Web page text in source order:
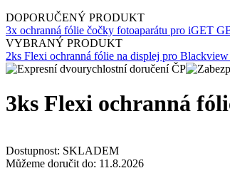
DOPORUČENÝ PRODUKT
3x ochranná fólie čočky fotoaparátu pro iGET
VYBRANÝ PRODUKT
2ks Flexi ochranná fólie na displej pro
3ks Flexi ochranná
Dostupnost: SKLADEM
Můžeme doručit do: 11.8.2026